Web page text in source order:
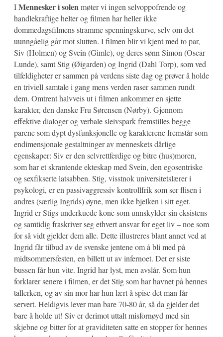
IMennesker i solen møter vi ingen selvoppofrende og
handlekraftige helter og filmen har heller ikke
dommedagsfilmens stramme spenningskurve, selv om det
uunngåelig går mot slutten. I filmen blir vi kjent med to par,
Siv (Holmen) og Svein (Gimle), og deres sønn Simon (Oscar
Lunde), samt Stig (Øigarden) og Ingrid (Dahl Torp), som ved
tilfeldigheter er sammen på verdens siste dag og prøver å holde
en triviell samtale i gang mens verden raser sammen rundt
dem. Omtrent halvveis ut i filmen ankommer en sjette
karakter, den danske Fru Sørensen (Nørby). Gjennom
effektive dialoger og verbale sleivspark fremstilles begge
parene som dypt dysfunksjonelle og karakterene fremstår som
endimensjonale gestaltninger av menneskets dårlige
egenskaper: Siv er den selvrettferdige og bitre (hus)moren,
som har et skrantende ekteskap med Svein, den egosentriske
og sexfikserte latsabben. Stig, visstnok universitetslærer i
psykologi, er en passivaggressiv kontrollfrik som ser flisen i
andres (særlig Ingrids) øyne, men ikke bjelken i sitt eget.
Ingrid er Stigs underkuede kone som unnskylder sin eksistens
og samtidig fraskriver seg ethvert ansvar for eget liv – noe som
for så vidt gjelder dem alle. Dette illustreres blant annet ved at
Ingrid får tilbud av de svenske jentene om å bli med på
midtsommersfesten, en billett ut av infernoet. Det er siste
bussen får hun vite. Ingrid har lyst, men avslår. Som hun
forklarer senere i filmen, er det Stig som har havnet på hennes
tallerken, og av sin mor har hun lært å spise det man får
servert. Heldigvis lever man bare 70-80 år, så da gjelder det
bare å holde ut! Siv er derimot uttalt misfornøyd med sin
skjebne og bitter for at graviditeten satte en stopper for hennes